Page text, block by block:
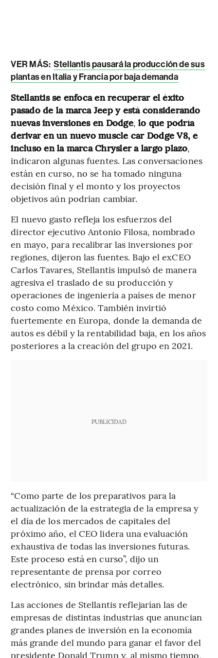
VER MÁS: Stellantis pausará la producción de sus
plantas en Italia y Francia por baja demanda
Stellantis se enfoca en recuperar el éxito
pasado de la marca Jeep y está considerando
nuevas inversiones en Dodge,lo que podría
derivar en un nuevo muscle car Dodge V8, e
incluso en la marca Chrysler a largo plazo,
indicaron algunas fuentes. Las conversaciones
están en curso, no se ha tomado ninguna
decisión final y el monto y los proyectos
objetivos aún podrían cambiar.
El nuevo gasto refleja los esfuerzos del
director ejecutivo Antonio Filosa, nombrado
en mayo, para recalibrar las inversiones por
regiones, dijeron las fuentes. Bajo el exCEO
Carlos Tavares, Stellantis impulsó de manera
agresiva el traslado de su producción y
operaciones de ingeniería a países de menor
costo como México. También invirtió
fuertemente en Europa, donde la demanda de
autos es débil y la rentabilidad baja, en los años
posteriores a la creación del grupo en 2021.
PUBLICIDAD
“Como parte de los preparativos para la
actualización de la estrategia de la empresa y
el día de los mercados de capitales del
próximo año, el CEO lidera una evaluación
exhaustiva de todas las inversiones futuras.
Este proceso está en curso”, dijo un
representante de prensa por correo
electrónico, sin brindar más detalles.
Las acciones de Stellantis reflejarían las de
empresas de distintas industrias que anuncian
grandes planes de inversión en la economía
más grande del mundo para ganar el favor del
presidente Donald Trump y, al mismo tiempo,